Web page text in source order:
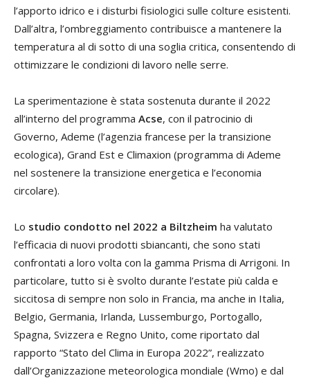
l’apporto idrico e i disturbi fisiologici sulle colture esistenti.
Dall’altra, l’ombreggiamento contribuisce a mantenere la
temperatura al di sotto di una soglia critica, consentendo di
ottimizzare le condizioni di lavoro nelle serre.
La sperimentazione è stata sostenuta durante il 2022
all’interno del programma Acse, con il patrocinio di
Governo, Ademe (l’agenzia francese per la transizione
ecologica), Grand Est e Climaxion (programma di Ademe
nel sostenere la transizione energetica e l’economia
circolare).
Lo studio condotto nel 2022 a Biltzheim ha valutato
l’efficacia di nuovi prodotti sbiancanti, che sono stati
confrontati a loro volta con la gamma Prisma di Arrigoni. In
particolare, tutto si è svolto durante l’estate più calda e
siccitosa di sempre non solo in Francia, ma anche in Italia,
Belgio, Germania, Irlanda, Lussemburgo, Portogallo,
Spagna, Svizzera e Regno Unito, come riportato dal
rapporto “Stato del Clima in Europa 2022”, realizzato
dall’Organizzazione meteorologica mondiale (Wmo) e dal